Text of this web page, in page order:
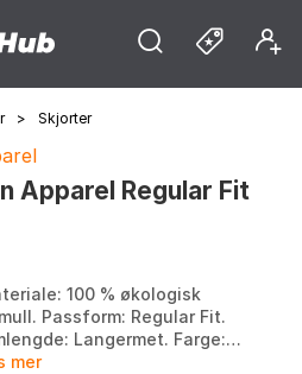
> Skjorter
Apparel Regular Fit
100 % økologisk
Passform: Regular Fit.
Langermet. Farge:
Indigo. Farge: Burned
mer